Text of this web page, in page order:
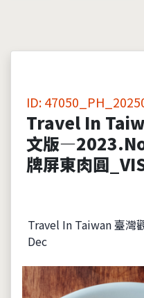
ID:
Travel In
文版
牌屏東肉圓
Travel In Taiwan 臺灣
Dec